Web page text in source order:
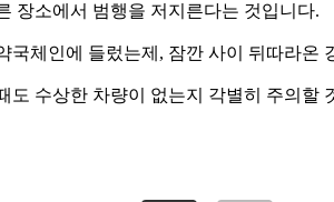
장소에서 범행을 저지른다는 것입니다.
국체인에 들렀는제 , 잠깐 사이 뒤따라온
수상한 차량이 없는지 각별히 주의할